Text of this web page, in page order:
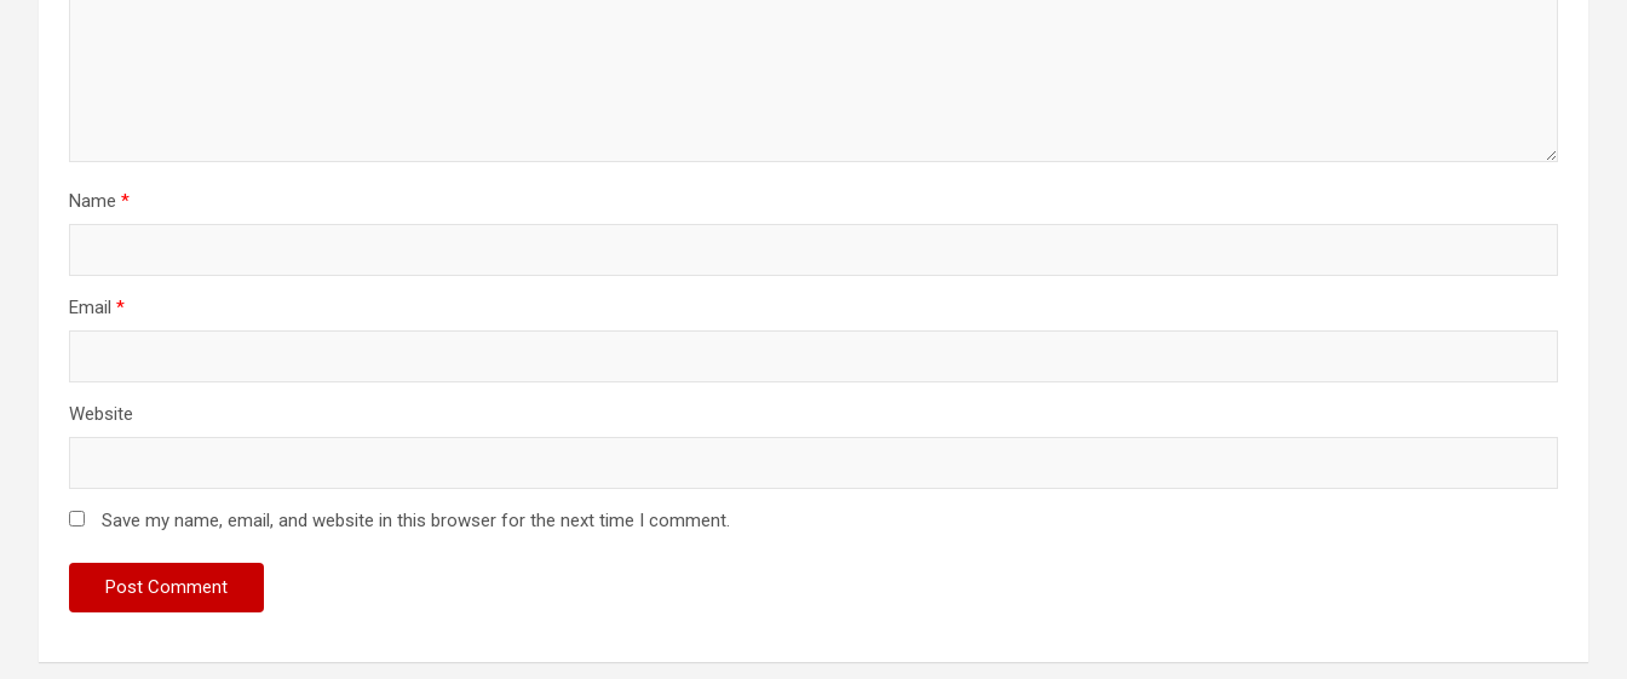
Name *
Email *
Website
Save my name, email, and website in this browser for the next time I comment.